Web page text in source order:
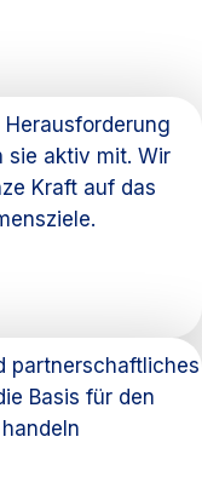
sie aktiv mit. Wir
Kraft auf das
partnerschaftliches
Basis für den